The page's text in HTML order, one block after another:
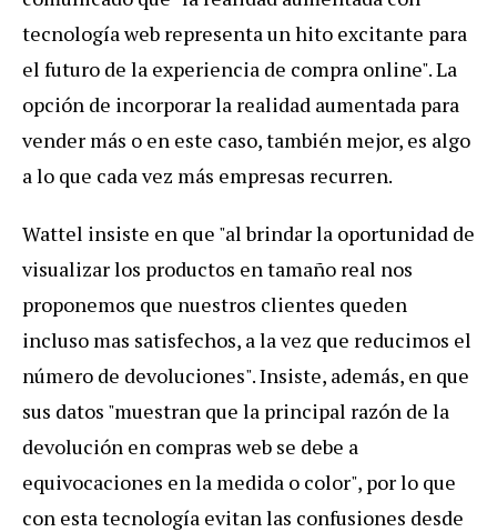
tecnología web representa un hito excitante para
el futuro de la experiencia de compra online". La
opción de incorporar la realidad aumentada para
vender más o en este caso, también mejor, es algo
a lo que cada vez más empresas recurren.
Wattel insiste en que "al brindar la oportunidad de
visualizar los productos en tamaño real nos
proponemos que nuestros clientes queden
incluso mas satisfechos, a la vez que reducimos el
número de devoluciones". Insiste, además, en que
sus datos "muestran que la principal razón de la
devolución en compras web se debe a
equivocaciones en la medida o color", por lo que
con esta tecnología evitan las confusiones desde